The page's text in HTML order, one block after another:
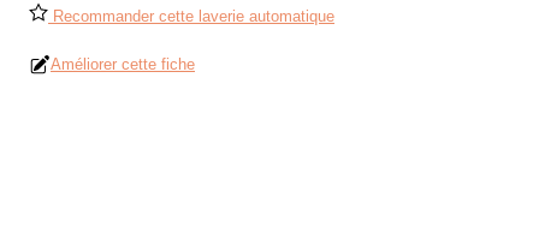
Recommander cette laverie automatique
Améliorer cette fiche